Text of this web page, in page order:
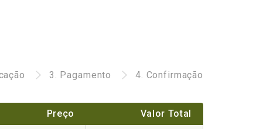
3. Pagamento 4. Confirmação
Preço Valor Total